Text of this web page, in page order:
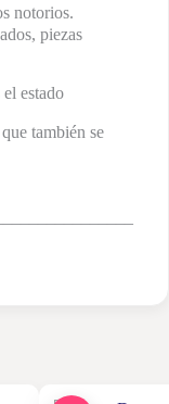
notorios.
piezas
estado
también se